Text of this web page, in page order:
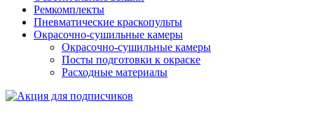
Ремкомплекты
Пневматические краскопульты
Окрасочно-сушильные камеры
Окрасочно-сушильные камеры
Посты подготовки к окраске
Расходные материалы